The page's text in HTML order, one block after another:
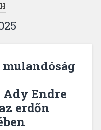
mulandóság
Endre
erdőn